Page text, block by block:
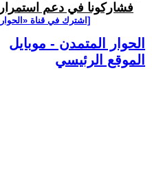
فشاركونا في دعم
[اشترك في قناة
الحوار المتمدن - موبايل
الموقع الرئيسي